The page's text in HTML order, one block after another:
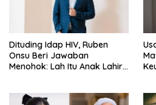
Dituding Idap HIV, Ruben
Onsu Beri Jawaban
Menohok: Lah Itu Anak Lahir